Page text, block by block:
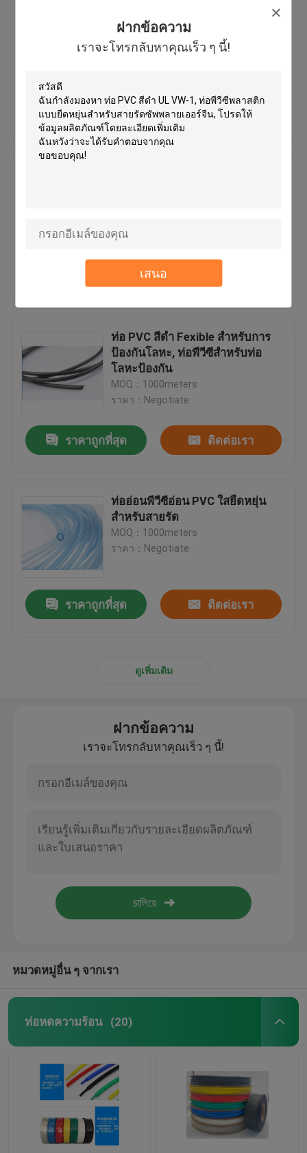
ฝากข้อความ
เราจะโทรกลับหาคุณเร็ว ๆ นี้!
เสนอ
ท่อพลาสติกสีชมพูสำหรับการป้องกัน
สายเคเบิล, โรงงานผลิตเส้นใย
พลาสติกที่มีความยืดหยุ่น
MOQ：1000meters
ราคาถูกที่สุด ติดต่อเรา
ราคา：Negotiate
ท่อ PVC สีดำ Fexible สำหรับการ
ป้องกันโลหะ, ท่อพีวีซีสำหรับท่อ
โลหะป้องกัน
MOQ：1000meters
ราคา：Negotiate
ราคาถูกที่สุด ติดต่อเรา
ท่ออ่อนพีวีซีอ่อน PVC ใสยืดหยุ่น
สำหรับสายรัด
MOQ：1000meters
ราคา：Negotiate
ราคาถูกที่สุด ติดต่อเรา
ดูเพิ่มเติม
ฝากข้อความ
เราจะโทรกลับหาคุณเร็ว ๆ นี้!
หมวดหมู่อื่น ๆ จากเรา
ท่อหดความร้อน (20)